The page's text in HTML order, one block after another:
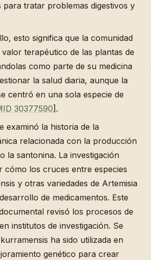
para tratar problemas digestivos y
esto significa que la comunidad
terapéutico de las plantas de
como parte de su medicina
la salud diaria, aunque la
centró en una sola especie de
30377590].
examinó la historia de la
relacionada con la producción
la santonina. La investigación
cómo los cruces entre especies
y otras variedades de Artemisia
de medicamentos. Este
revisó los procesos de
institutos de investigación. Se
ha sido utilizada en
genético para crear